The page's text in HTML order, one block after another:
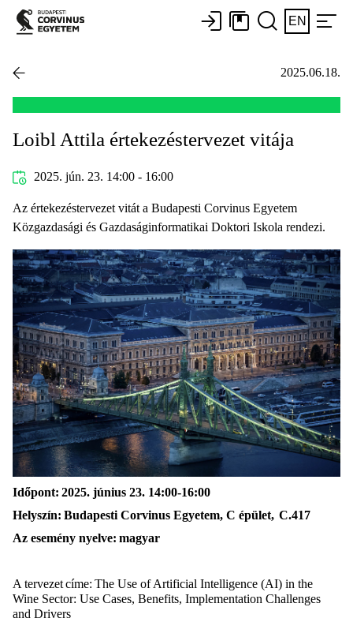
EN
2025.06.18.
Loibl Attila értekezéstervezet vitája
2025. jún. 23. 14:00 - 16:00
Az értekezéstervezet vitát a Budapesti Corvinus Egyetem
Közgazdasági és Gazdaságinformatikai Doktori Iskola rendezi.
Időpont: 2025. június 23. 14:00-16:00
Helyszín: Budapesti Corvinus Egyetem, C épület, C.417
Az esemény nyelve: magyar
A tervezet címe: The Use of Artificial Intelligence (AI) in the
Wine Sector: Use Cases, Benefits, Implementation Challenges
and Drivers